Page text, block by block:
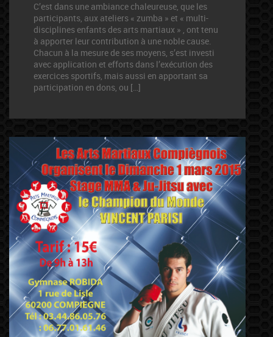
C’est dans une ambiance chaleureuse, que les
participants, aux ateliers « zumba » et « multi-
disciplines enfants des arts martiaux » , ont tenu
à apporter leur contribution à une noble cause.
Chacun à la mesure de ses moyens, s’est investi
avec application et efforts dans l’exécution des
exercices sportifs, mais aussi en apportant sa
participation en dons, ou […]